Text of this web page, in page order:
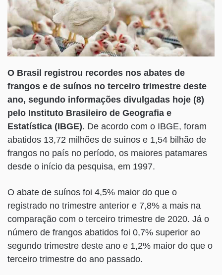
O Brasil registrou recordes nos abates de
frangos e de suínos no terceiro trimestre deste
ano, segundo informações divulgadas hoje (8)
pelo Instituto Brasileiro de Geografia e
Estatística (IBGE). De acordo com o IBGE, foram
abatidos 13,72 milhões de suínos e 1,54 bilhão de
frangos no país no período, os maiores patamares
desde o início da pesquisa, em 1997.
O abate de suínos foi 4,5% maior do que o
registrado no trimestre anterior e 7,8% a mais na
comparação com o terceiro trimestre de 2020. Já o
número de frangos abatidos foi 0,7% superior ao
segundo trimestre deste ano e 1,2% maior do que o
terceiro trimestre do ano passado.